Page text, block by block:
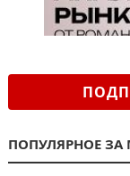
ПОПУЛЯРНОЕ ЗА